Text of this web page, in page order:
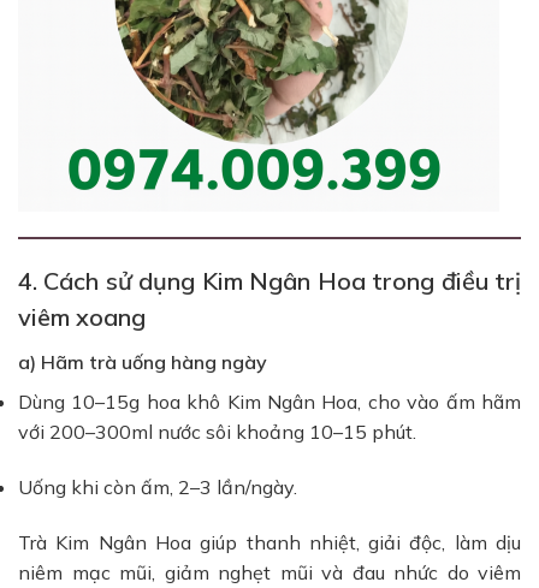
4. Cách sử dụng Kim Ngân Hoa trong điều trị
viêm xoang
a) Hãm trà uống hàng ngày
Dùng 10–15g hoa khô Kim Ngân Hoa, cho vào ấm hãm
với 200–300ml nước sôi khoảng 10–15 phút.
Uống khi còn ấm, 2–3 lần/ngày.
Trà Kim Ngân Hoa giúp thanh nhiệt, giải độc, làm dịu
niêm mạc mũi, giảm nghẹt mũi và đau nhức do viêm